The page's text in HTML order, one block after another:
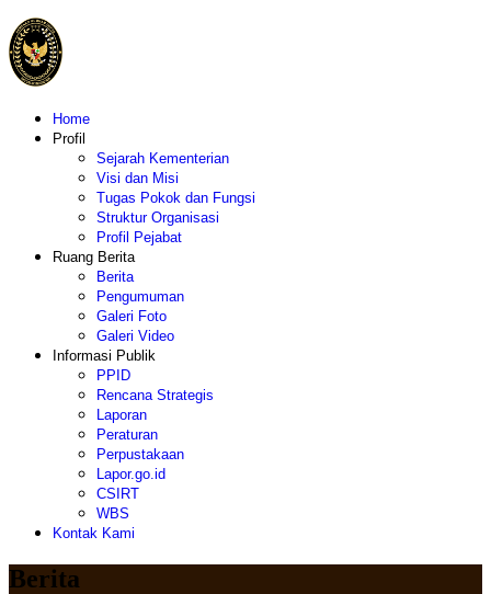
Home
Profil
Sejarah Kementerian
Visi dan Misi
Tugas Pokok dan Fungsi
Struktur Organisasi
Profil Pejabat
Ruang Berita
Berita
Pengumuman
Galeri Foto
Galeri Video
Informasi Publik
PPID
Rencana Strategis
Laporan
Peraturan
Perpustakaan
Lapor.go.id
CSIRT
WBS
Kontak Kami
Berita